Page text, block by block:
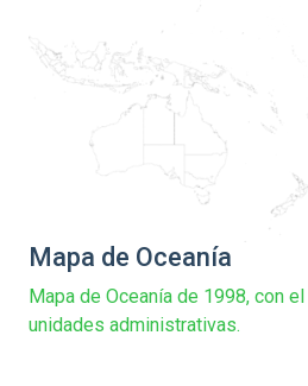
Mapa de Oceanía
Mapa de Oceanía de 1998, con
unidades administrativas.